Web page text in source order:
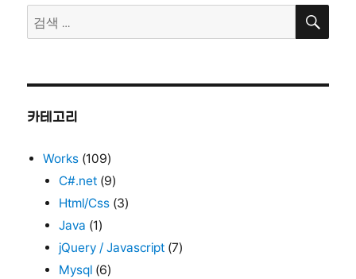
검
색:
검
카테고리
Works (109)
C#.net (9)
Html/Css (3)
Java (1)
jQuery / Javascript (7)
Mysql (6)